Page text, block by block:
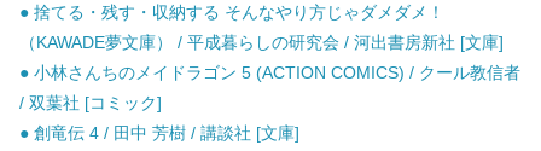
● 捨てる・残す・収納する そんなやり方じゃダメダメ！
（KAWADE夢文庫） / 平成暮らしの研究会 / 河出書房新社 [文庫]
● 小林さんちのメイドラゴン 5 (ACTION COMICS) / クール教信者
/ 双葉社 [コミック]
● 創竜伝 4 / 田中 芳樹 / 講談社 [文庫]